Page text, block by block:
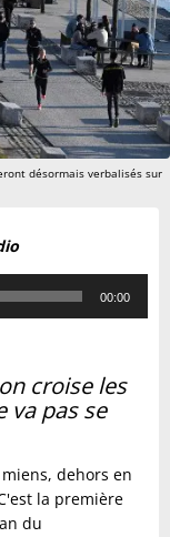
désormais verbalisés sur
00:00
croise les
va pas se
dehors en
la première
du